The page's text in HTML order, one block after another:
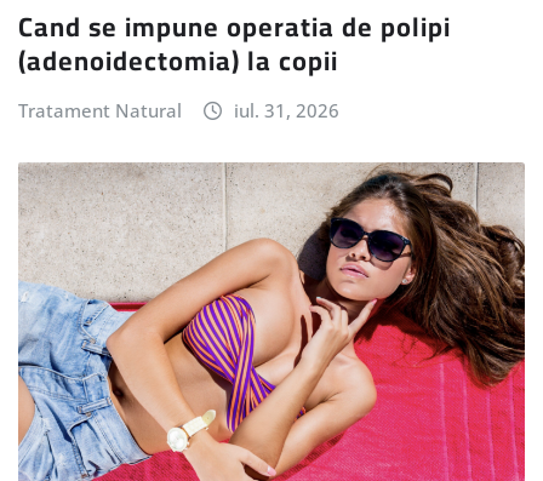
Cand se impune operatia de polipi
(adenoidectomia) la copii
Tratament Natural iul. 31, 2026